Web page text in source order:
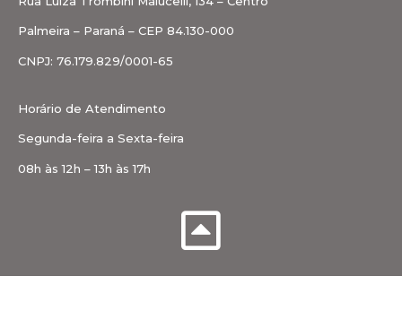
Palmeira – Paraná – CEP 84.130-000
CNPJ: 76.179.829/0001-65
Horário de Atendimento
Segunda-feira a Sexta-feira
08h às 12h – 13h às 17h